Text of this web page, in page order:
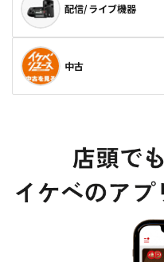
配信/ライブ機器
中古